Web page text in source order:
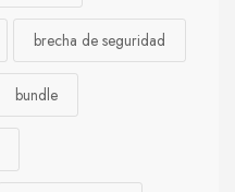
brecha de seguridad
bundle